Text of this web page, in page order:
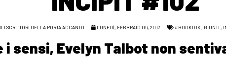
SCRITTORI DELLA PORTA ACCANTO LUNEDÌ, FEBBRAIO 06, 2017 #BOOKTOK, GIUNTI ,
i sensi, Evelyn Talbot non